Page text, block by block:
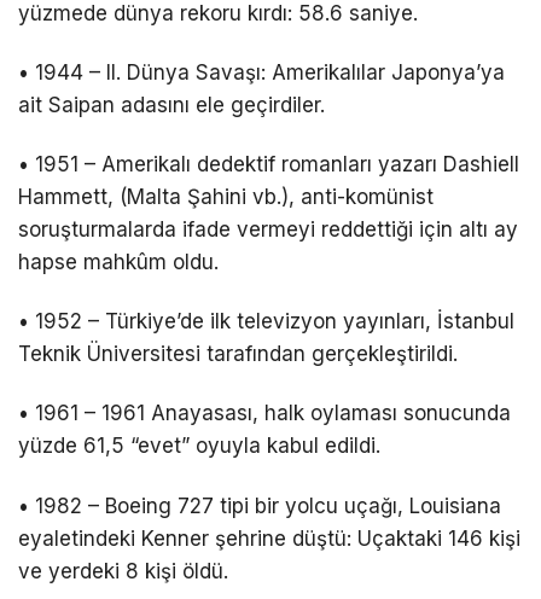
yüzmede dünya rekoru kırdı: 58.6 saniye.
• 1944 – II. Dünya Savaşı: Amerikalılar Japonya’ya
ait Saipan adasını ele geçirdiler.
• 1951 – Amerikalı dedektif romanları yazarı Dashiell
Hammett, (Malta Şahini vb.), anti-komünist
soruşturmalarda ifade vermeyi reddettiği için altı ay
hapse mahkûm oldu.
• 1952 – Türkiye’de ilk televizyon yayınları, İstanbul
Teknik Üniversitesi tarafından gerçekleştirildi.
• 1961 – 1961 Anayasası, halk oylaması sonucunda
yüzde 61,5 “evet” oyuyla kabul edildi.
• 1982 – Boeing 727 tipi bir yolcu uçağı, Louisiana
eyaletindeki Kenner şehrine düştü: Uçaktaki 146 kişi
ve yerdeki 8 kişi öldü.